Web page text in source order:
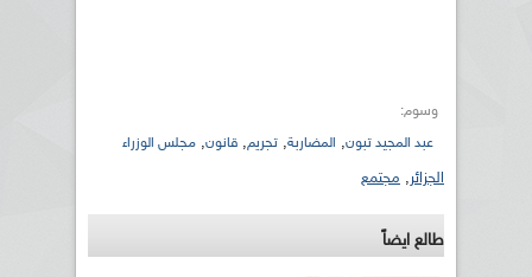
وسوم:
عبد المجيد تبون, المضاربة, تجريم, قانون, مجلس الوزراء
الجزائر, مجتمع
طالع ايضاً